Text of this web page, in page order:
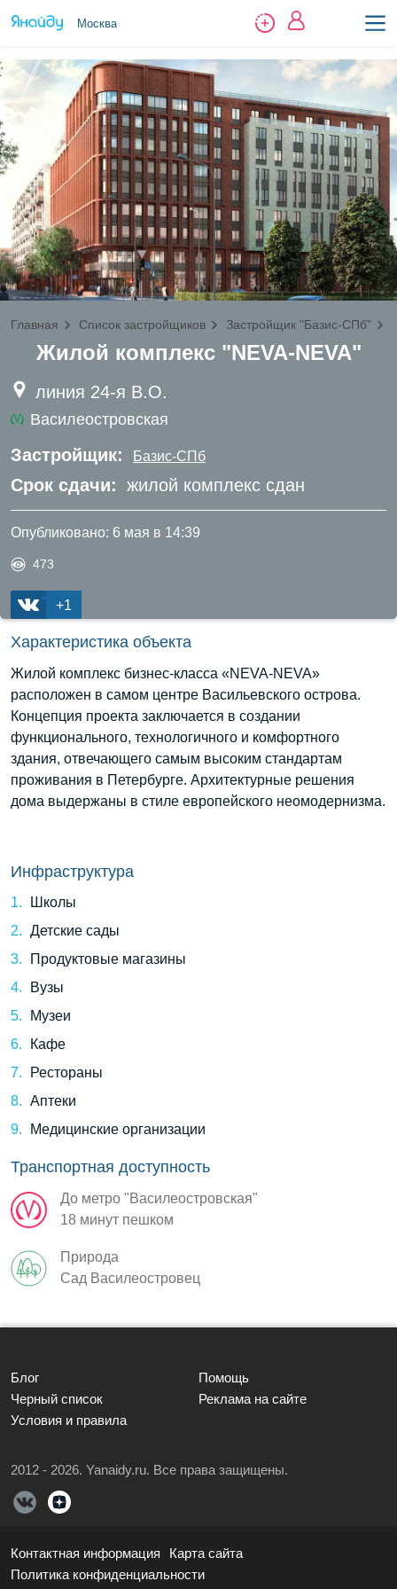
Москва
Главная Список застройщиков Застройщик "Базис-СПб"
Жилой комплекс "NEVA-NEVA"
линия 24-я В.О.
Василеостровская
Застройщик: Базис-СПб
Срок сдачи: жилой комплекс сдан
Опубликовано: 6 мая в 14:39
473
+1
Характеристика объекта
Жилой комплекс бизнес-класса «NEVA-NEVA»
расположен в самом центре Васильевского острова.
Концепция проекта заключается в создании
функционального, технологичного и комфортного
здания, отвечающего самым высоким стандартам
проживания в Петербурге. Архитектурные решения
дома выдержаны в стиле европейского неомодернизма.
Инфраструктура
Школы
Детские сады
Продуктовые магазины
Вузы
Музеи
Кафе
Рестораны
Аптеки
Медицинские организации
Транспортная доступность
До метро "Василеостровская"
18 минут пешком
Природа
Cад Василеостровец
Блог
Помощь
Черный список
Реклама на сайте
Условия и правила
2012 - 2026. Yanaidy.ru. Все права защищены.
Контактная информация
Карта сайта
Политика конфиденциальности